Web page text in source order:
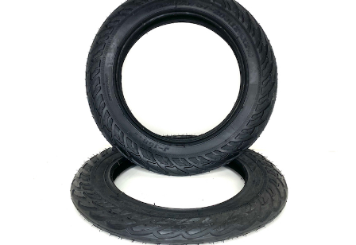
+375 (29) 121 25 12